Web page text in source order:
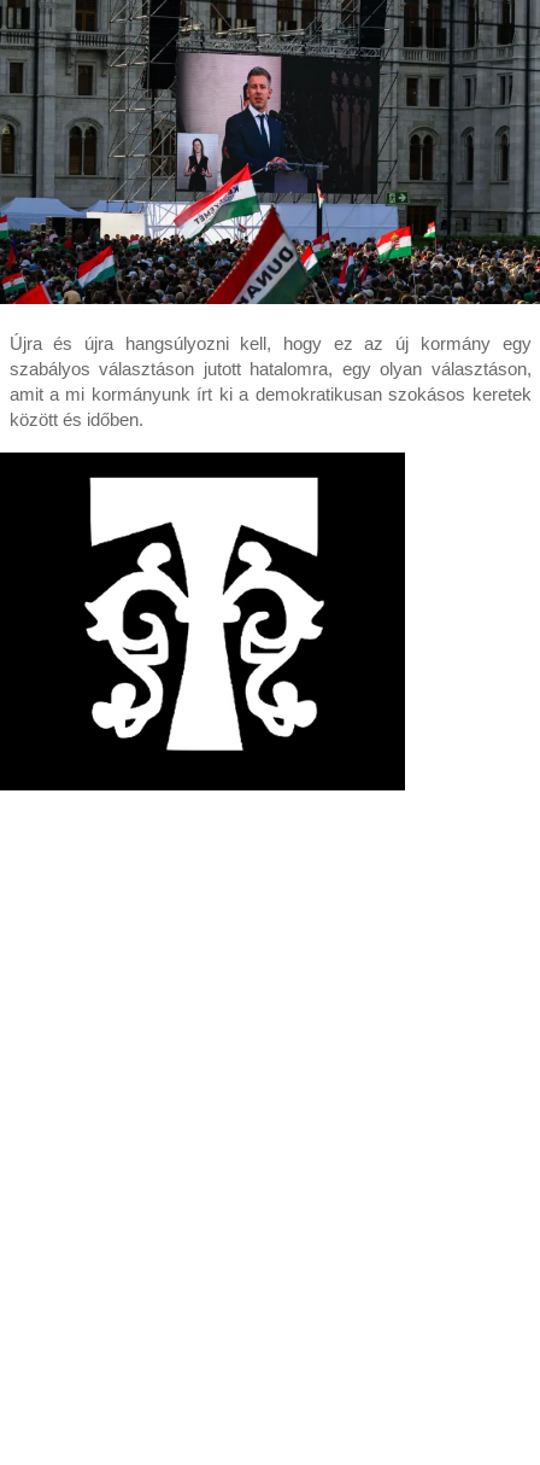
Újra és újra hangsúlyozni kell, hogy ez az új kormány egy
szabályos választáson jutott hatalomra, egy olyan választáson,
amit a mi kormányunk írt ki a demokratikusan szokásos keretek
között és időben.